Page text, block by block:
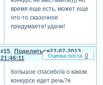
время еще есть, может еще
что-то сказочное
придумаете! удачи!
Поделиться
15
22-07-2013
21:46:11
большое спасибо!а о каком
конкурсе идет речь?я
0